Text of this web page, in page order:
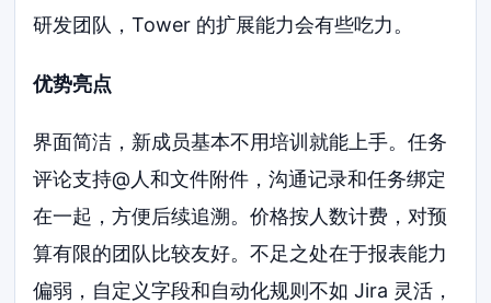
研发团队，Tower 的扩展能力会有些吃力。
优势亮点
界面简洁，新成员基本不用培训就能上手。任务
评论支持@人和文件附件，沟通记录和任务绑定
在一起，方便后续追溯。价格按人数计费，对预
算有限的团队比较友好。不足之处在于报表能力
偏弱，自定义字段和自动化规则不如 Jira 灵活，